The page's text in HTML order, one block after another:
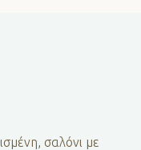
σαλόνι με